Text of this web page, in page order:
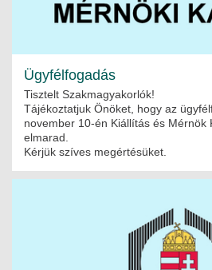
Ügyfélfogadás
Tisztelt Szakmagyakorlók!
Tájékoztatjuk Önöket, hogy az
november 10-én Kiállítás és Mérnök
elmarad.
Kérjük szíves megértésüket.